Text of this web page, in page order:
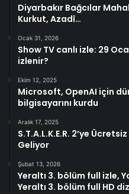
Diyarbakır Bağcılar
Kurkut, Azadî…
Ocak 31, 2026
Show TV canlı izle: 29
izlenir?
Ekim 12, 2025
Microsoft, OpenAI için
bilgisayarını kurdu
Aralık 17, 2025
S.T.A.L.K.E.R. 2’ye
Geliyor
Şubat 13, 2026
Yeraltı 3. bölüm full izle,
Yeraltı 3. bölüm full HD